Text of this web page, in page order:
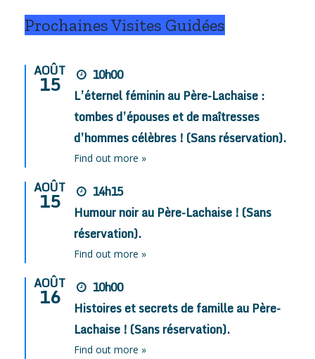
Prochaines Visites Guidées
AOÛT
15
10h00
L’éternel féminin au Père-Lachaise :
tombes d’épouses et de maîtresses
d’hommes célèbres ! (Sans réservation).
Find out more »
AOÛT
15
14h15
Humour noir au Père-Lachaise ! (Sans
réservation).
Find out more »
AOÛT
16
10h00
Histoires et secrets de famille au Père-
Lachaise ! (Sans réservation).
Find out more »